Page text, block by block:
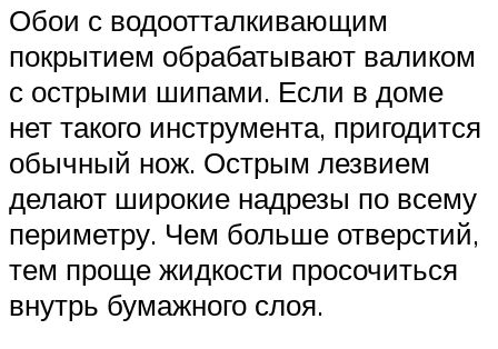
Обои с водоотталкивающим
покрытием обрабатывают валиком
с острыми шипами. Если в доме
нет такого инструмента, пригодится
обычный нож. Острым лезвием
делают широкие надрезы по всему
периметру. Чем больше отверстий,
тем проще жидкости просочиться
внутрь бумажного слоя.